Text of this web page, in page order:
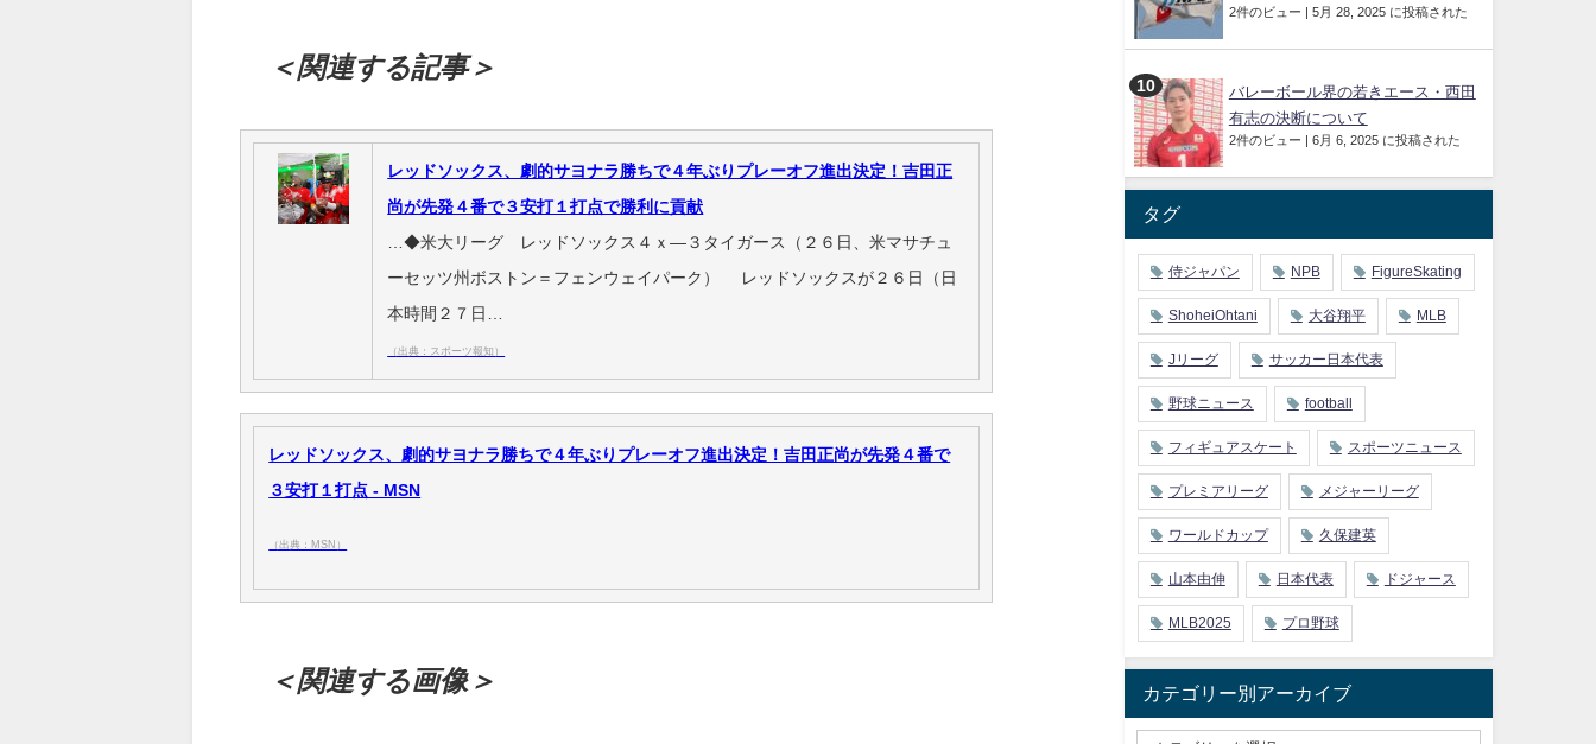
＜関連する記事＞
レッドソックス、劇的サヨナラ勝ちで４年ぶりプレーオフ進出決定！吉田正
尚が先発４番で３安打１打点で勝利に貢献
…◆米大リーグ レッドソックス４ｘ―３タイガース（２６日、米マサチュ
ーセッツ州ボストン＝フェンウェイパーク） レッドソックスが２６日（日
本時間２７日…
（出典：スポーツ報知）
レッドソックス、劇的サヨナラ勝ちで４年ぶりプレーオフ進出決定！吉田正尚が先発４番で
３安打１打点 - MSN
（出典：MSN）
＜関連する画像＞
2件のビュー 5月 28, 2025 に投稿された
バレーボール界の若きエース・西田
有志の決断について
2件のビュー 6月 6, 2025 に投稿された
タグ
侍ジャパン NPB FigureSkating
ShoheiOhtani 大谷翔平 MLB
Jリーグ サッカー日本代表
野球ニュース football
フィギュアスケート スポーツニュース
プレミアリーグ メジャーリーグ
ワールドカップ 久保建英
山本由伸 日本代表 ドジャース
MLB2025 プロ野球
カテゴリー別アーカイブ